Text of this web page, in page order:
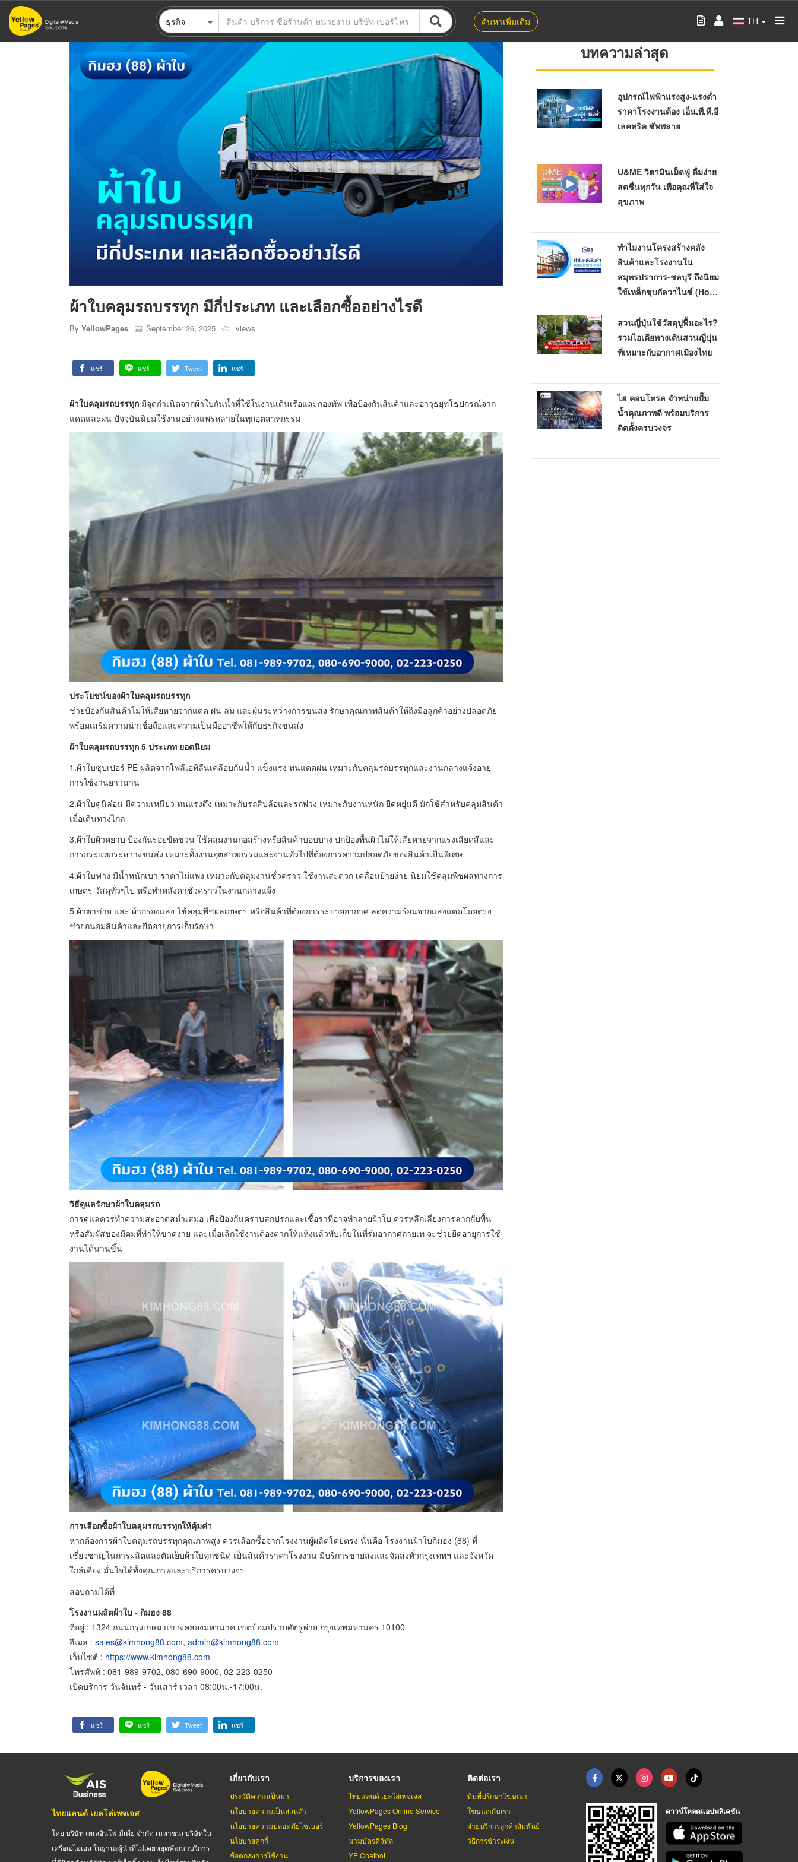
ข้าม
ไป
ธุรกิจ ค้นหาเพิ่มเติม TH
ผ้าใบคลุมรถบรรทุก มีกี่ประเภท และเลือกซื้ออย่างไรดี
By YellowPages September 26, 2025 views
แชร์ แชร์ Tweet แชร์
ผ้าใบคลุมรถบรรทุก มีจุดกำเนิดจากผ้าใบกันน้ำที่ใช้ในงานเดินเรือและกองทัพ เพื่อป้องกันสินค้าและอาวุธยุทโธปกรณ์จาก
แดดและฝน ปัจจุบันนิยมใช้งานอย่างแพร่หลายในทุกอุตสาหกรรม
ประโยชน์ของผ้าใบคลุมรถบรรทุก
ช่วยป้องกันสินค้าไม่ให้เสียหายจากแดด ฝน ลม และฝุ่นระหว่างการขนส่ง รักษาคุณภาพสินค้าให้ถึงมือลูกค้าอย่างปลอดภัย
พร้อมเสริมความน่าเชื่อถือและความเป็นมืออาชีพให้กับธุรกิจขนส่ง
ผ้าใบคลุมรถบรรทุก 5 ประเภท ยอดนิยม
1.ผ้าใบซุปเปอร์ PE ผลิตจากโพลีเอทิลีนเคลือบกันน้ำ แข็งแรง ทนแดดฝน เหมาะกับคลุมรถบรรทุกและงานกลางแจ้งอายุ
การใช้งานยาวนาน
2.ผ้าใบคูนิล่อน มีความเหนียว ทนแรงดึง เหมาะกับรถสิบล้อและรถพ่วง เหมาะกับงานหนัก ยืดหยุ่นดี มักใช้สำหรับคลุมสินค้า
เมื่อเดินทางไกล
3.ผ้าใบผิวหยาบ ป้องกันรอยขีดข่วน ใช้คลุมงานก่อสร้างหรือสินค้าบอบบาง ปกป้องพื้นผิวไม่ให้เสียหายจากแรงเสียดสีและ
การกระแทกระหว่างขนส่ง เหมาะทั้งงานอุตสาหกรรมและงานทั่วไปที่ต้องการความปลอดภัยของสินค้าเป็นพิเศษ
4.ผ้าใบฟาง มีน้ำหนักเบา ราคาไม่แพง เหมาะกับคลุมงานชั่วคราว ใช้งานสะดวก เคลื่อนย้ายง่าย นิยมใช้คลุมพืชผลทางการ
เกษตร วัสดุทั่วๆไป หรือทำหลังคาชั่วคราวในงานกลางแจ้ง
5.ผ้าตาข่าย และ ผ้ากรองแสง ใช้คลุมพืชผลเกษตร หรือสินค้าที่ต้องการระบายอากาศ ลดความร้อนจากแสงแดดโดยตรง
ช่วยถนอมสินค้าและยืดอายุการเก็บรักษา
วิธีดูแลรักษาผ้าใบคลุมรถ
การดูแลควรทำความสะอาดสม่ำเสมอ เพื่อป้องกันคราบสกปรกและเชื้อราที่อาจทำลายผ้าใบ ควรหลีกเลี่ยงการลากกับพื้น
หรือสัมผัสของมีคมที่ทำให้ขาดง่าย และเมื่อเลิกใช้งานต้องตากให้แห้งแล้วพับเก็บในที่ร่มอากาศถ่ายเท จะช่วยยืดอายุการใช้
งานได้นานขึ้น
การเลือกซื้อผ้าใบคลุมรถบรรทุกให้คุ้มค่า
หากต้องการผ้าใบคลุมรถบรรทุกคุณภาพสูง ควรเลือกซื้อจากโรงงานผู้ผลิตโดยตรง นั่นคือ โรงงานผ้าใบกิมฮง (88) ที่
เชี่ยวชาญในการผลิตและตัดเย็บผ้าใบทุกชนิด เป็นสินค้าราคาโรงงาน มีบริการขายส่งและจัดส่งทั่วกรุงเทพฯ และจังหวัด
ใกล้เคียง มั่นใจได้ทั้งคุณภาพและบริการครบวงจร
สอบถามได้ที่
โรงงานผลิตผ้าใบ - กิมฮง 88
ที่อยู่ : 1324 ถนนกรุงเกษม แขวงคลองมหานาค เขตป้อมปราบศัตรูพ่าย กรุงเทพมหานคร 10100
อีเมล : sales@kimhong88.com, admin@kimhong88.com
เว็บไซต์ : https://www.kimhong88.com
โทรศัพท์ : 081-989-9702, 080-690-9000, 02-223-0250
เปิดบริการ วันจันทร์ - วันเสาร์ เวลา 08:00น.-17:00น.
แชร์ แชร์ Tweet แชร์
บทความล่าสุด
อุปกรณ์ไฟฟ้าแรงสูง-แรงต่ำ
ราคาโรงงานต้อง เอ็น.พี.ที.อี
เลคทริค ซัพพลาย
U&ME วิตามินเม็ดฟู่ ดื่มง่าย
สดชื่นทุกวัน เพื่อคุณที่ใส่ใจ
สุขภาพ
ทำไมงานโครงสร้างคลัง
สินค้าและโรงงานใน
สมุทรปราการ-ชลบุรี ถึงนิยม
ใช้เหล็กชุบกัลวาไนซ์ (Hot-
Dip Galvanized)
สวนญี่ปุ่นใช้วัสดุปูพื้นอะไร?
รวมไอเดียทางเดินสวนญี่ปุ่น
ที่เหมาะกับอากาศเมืองไทย
ไฮ คอนโทรล จำหน่ายปั๊ม
น้ำคุณภาพดี พร้อมบริการ
ติดตั้งครบวงจร
ไทยแลนด์ เยลโล่เพจเจส
โดย บริษัท เทเลอินโฟ มีเดีย จำกัด (มหาชน) บริษัทใน
เครือเอไอเอส ในฐานะผู้นำที่ไม่เคยหยุดพัฒนาบริการ
เกี่ยวกับเรา
ประวัติความเป็นมา
นโยบายความเป็นส่วนตัว
นโยบายความปลอดภัยไซเบอร์
นโยบายคุกกี้
ข้อตกลงการใช้งาน
บริการของเรา
ไทยแลนด์ เยลโล่เพจเจส
YellowPages Online Service
YellowPages Blog
นามบัตรดิจิทัล
YP Chatbot
ติดต่อเรา
ทีมที่ปรึกษาโฆษณา
โฆษณากับเรา
ฝ่ายบริการลูกค้าสัมพันธ์
วิธีการชำระเงิน
ดาวน์โหลดแอปพลิเคชัน